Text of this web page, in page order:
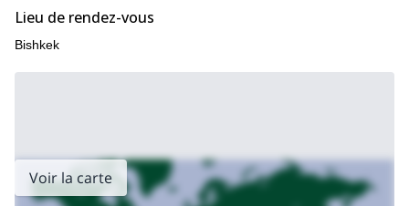
Lieu de rendez-vous
Bishkek
Voir la carte